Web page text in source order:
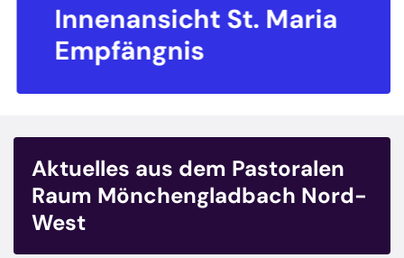
Maria
St. Mariä
Aktuelles aus dem Pastoralen
Raum Mönchengladbach Nord-
West